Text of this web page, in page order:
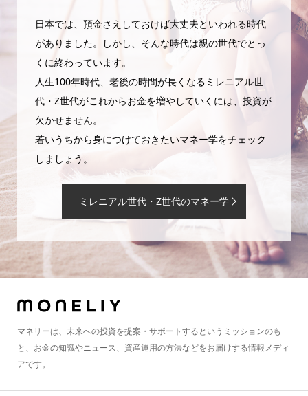
日本では、預金さえしておけば大丈夫といわれる時代
がありました。しかし、そんな時代は親の世代でとっ
くに終わっています。
人生100年時代、老後の時間が長くなるミレニアル世
代・Z世代がこれからお金を増やしていくには、投資が
欠かせません。
若いうちから身につけておきたいマネー学をチェック
しましょう。
ミレニアル世代・Z世代のマネー学
マネリーは、未来への投資を提案・サポートするというミッションのも
と、お金の知識やニュース、資産運用の方法などをお届けする情報メディ
アです。